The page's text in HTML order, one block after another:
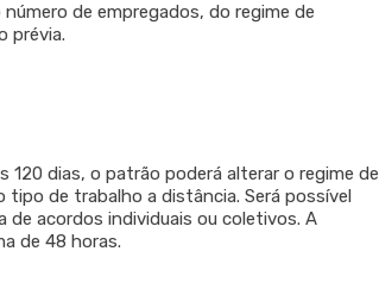
de empregados, do regime de
prévia.
120 dias, o patrão poderá alterar o regime de
de trabalho a distância. Será possível
acordos individuais ou coletivos. A
de 48 horas.